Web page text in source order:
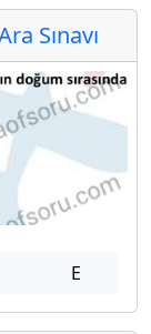
Sınavı
E